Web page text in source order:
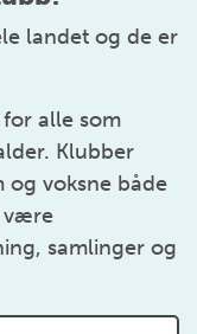
landet og de er
alle som
Klubber
voksne både
være
samlinger og